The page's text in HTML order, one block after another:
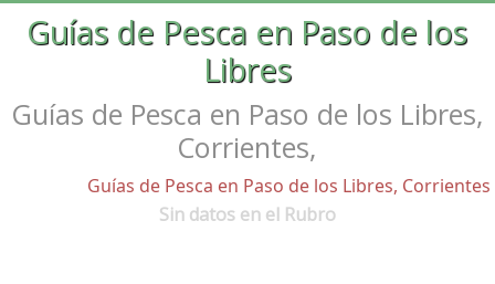
Guías de Pesca en Paso de los
Libres
Guías de Pesca en Paso de los Libres,
Corrientes,
Guías de Pesca en Paso de los Libres, Corrientes
Sin datos en el Rubro